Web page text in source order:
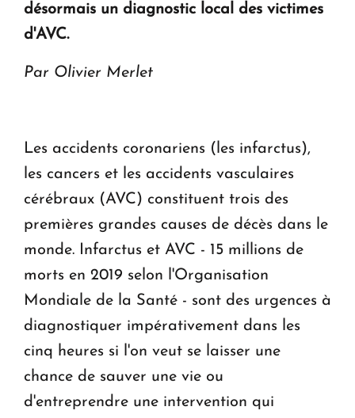
Le premier hôtel Hyatt Regency d'Arménie
désormais un diagnostic local des victimes
d'AVC.
Par Olivier Merlet
Les accidents coronariens (les infarctus),
les cancers et les accidents vasculaires
cérébraux (AVC) constituent trois des
premières grandes causes de décès dans le
monde. Infarctus et AVC - 15 millions de
morts en 2019 selon l'Organisation
Mondiale de la Santé - sont des urgences à
diagnostiquer impérativement dans les
cinq heures si l'on veut se laisser une
chance de sauver une vie ou
d'entreprendre une intervention qui